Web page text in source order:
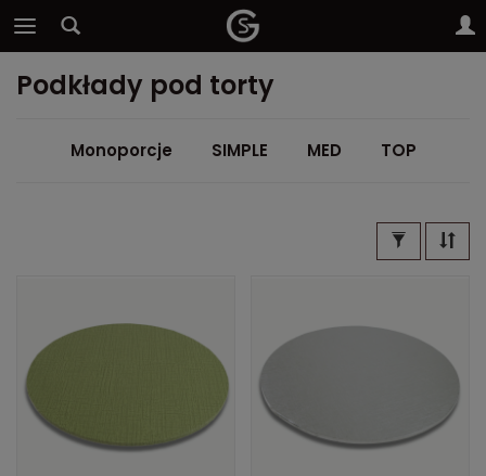
Podkłady pod torty
Monoporcje SIMPLE MED TOP